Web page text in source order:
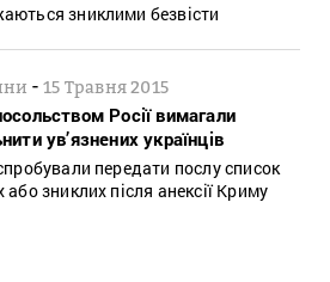
зниклими безвісти
-15 Травня 2015
Росії вимагали
ув’язнених українців
передати послу список
або зниклих після анексії Криму